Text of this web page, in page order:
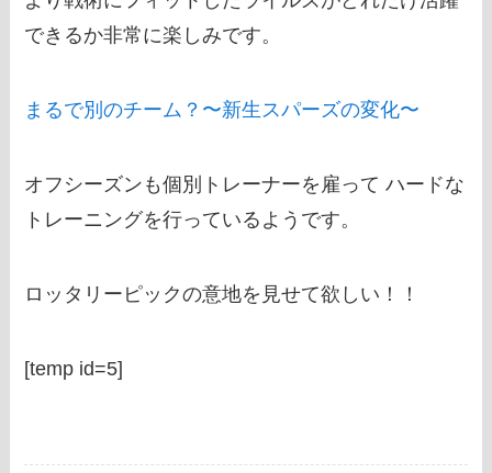
できるか非常に楽しみです。
まるで別のチーム？〜新生スパーズの変化〜
オフシーズンも個別トレーナーを雇って ハードな
トレーニングを行っているようです。
ロッタリーピックの意地を見せて欲しい！！
[temp id=5]